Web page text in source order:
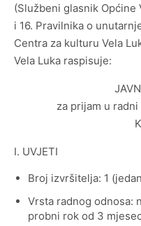
Arheološka zbirka „Vela
Zbirka crteža iz donacije
Zbirka drvenih maketa
Statut Centra za kulturu
(Službeni glasnik Općine
i 16. Pravilnika o
Centra za kulturu Vela
Vela Luka raspisuje:
za prijam u
I. UVJETI
Broj izvršitelja: 1
Vrsta radnog odnosa:
probni rok od 3